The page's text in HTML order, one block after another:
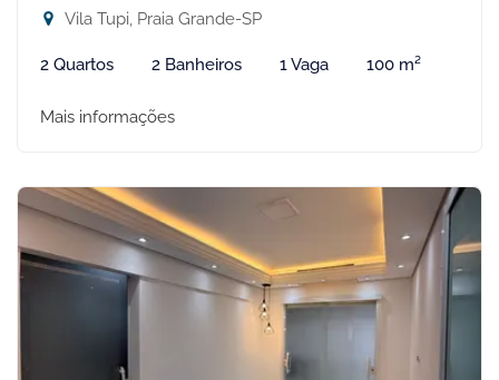
Vila Tupi, Praia Grande-SP
2 Quartos 2 Banheiros 1 Vaga 100 m²
Mais informações